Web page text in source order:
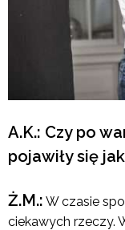
A.K.: Czy po
pojawiły się
Ż.M.: W czasie
ciekawych rzeczy.